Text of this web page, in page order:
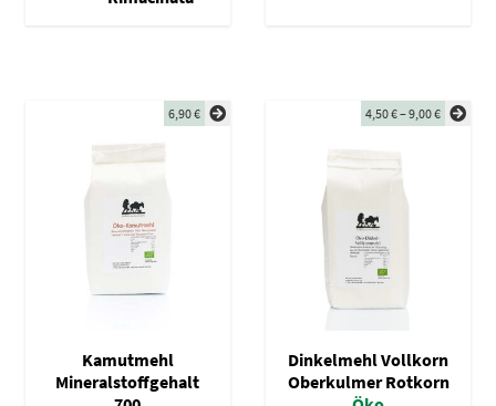
6,90€
Kamutmehl
Mineralstoffgehalt
4,50€–9,00€
Dinkelmehl Vollkorn
Oberkulmer Rotkorn